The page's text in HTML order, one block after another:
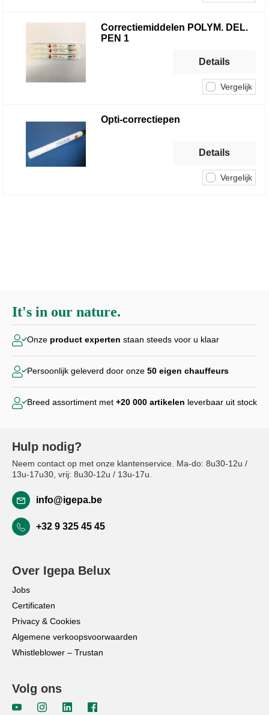
Correctiemiddelen POLYM. DEL.
PEN 1
Vergelijk
Details
Opti-correctiepen
Vergelijk
Details
It's in our nature.
Onze product experten staan steeds voor u klaar
Persoonlijk geleverd door onze 50 eigen chauffeurs
Breed assortiment met +20 000 artikelen leverbaar uit stock
Hulp nodig?
Neem contact op met onze klantenservice. Ma-do: 8u30-12u /
13u-17u30, vrij: 8u30-12u / 13u-17u.
info@igepa.be
+32 9 325 45 45
Over Igepa Belux
Jobs
Certificaten
Privacy & Cookies
Algemene verkoopsvoorwaarden
Whistleblower – Trustan
Volg ons